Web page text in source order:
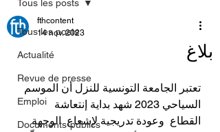
Tous les posts
Actualité
Revue de presse
Emploi
Documents-publics
Tous les posts
بلاغ
fthcontent
14 nov. 2023
تعتبر الجامعة التونسية للنزل أن الموسم
السياحي 2023 شهد بداية إنتعاشة
القطاع  وعودة تدريجية لإشعاع  الوجهة